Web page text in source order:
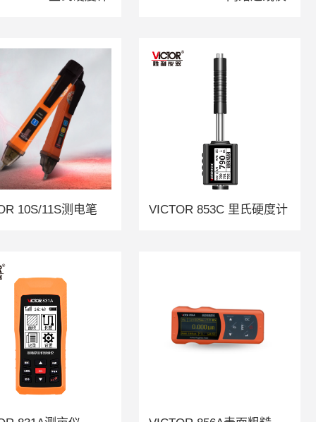
10S/11S测电笔 VICTOR 853C 里氏硬度计